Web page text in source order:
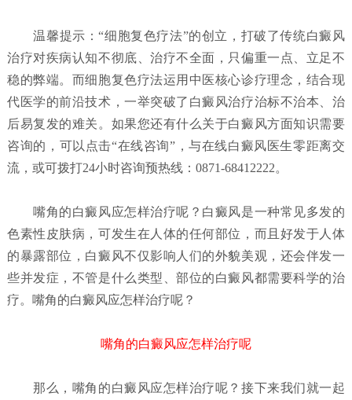
温馨提示：“细胞复色疗法”的创立，打破了传统白癜风
治疗对疾病认知不彻底、治疗不全面，只偏重一点、立足不
稳的弊端。而细胞复色疗法运用中医核心诊疗理念，结合现
代医学的前沿技术，一举突破了白癜风治疗治标不治本、治
后易复发的难关。如果您还有什么关于白癜风方面知识需要
咨询的，可以点击“在线咨询”，与在线白癜风医生零距离交
流，或可拨打24小时咨询预热线：0871-68412222。
嘴角的白癜风应怎样治疗呢？ 白癜风是一种常见多发的
色素性皮肤病，可发生在人体的任何部位，而且好发于人体
的暴露部位，白癜风不仅影响人们的外貌美观，还会伴发一
些并发症，不管是什么类型、部位的白癜风都需要科学的治
疗。嘴角的白癜风应怎样治疗呢？
嘴角的白癜风应怎样治疗呢
那么，嘴角的白癜风应怎样治疗呢？接下来我们就一起